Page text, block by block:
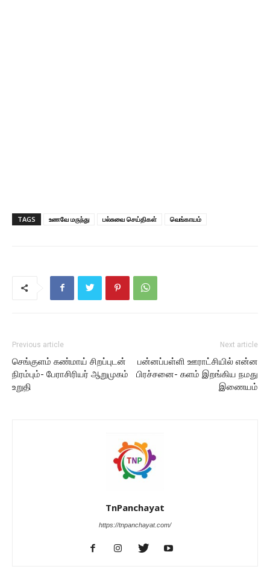
TAGS உணவே மருந்து பல்சுவை செய்திகள் வெங்காயம்
Previous article
செங்குளம் கண்மாய் சிறப்புடன்
நிரம்பும்- பேராசிரியர் ஆறுமுகம்
உறுதி
Next article
பன்னப்பள்ளி ஊராட்சியில் என்ன
பிரச்சனை- களம் இறங்கிய நமது
இணையம்
TnPanchayat
https://tnpanchayat.com/